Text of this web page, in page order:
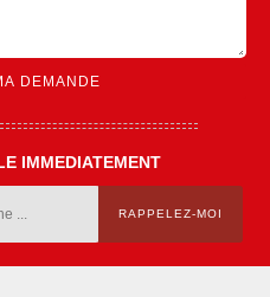
IMMEDIATEMENT